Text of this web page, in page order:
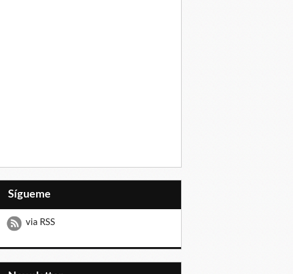
Sígueme
via RSS